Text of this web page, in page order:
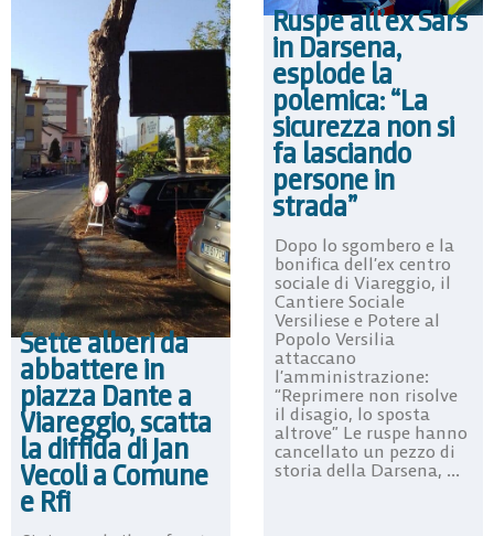
Sette alberi da
abbattere in
piazza Dante a
Viareggio, scatta
la diffida di Jan
Vecoli a Comune
e Rfi
Ruspe all’ex Sars
in Darsena,
esplode la
polemica: “La
sicurezza non si
fa lasciando
persone in
strada”
Dopo lo sgombero e la
bonifica dell’ex centro
sociale di Viareggio, il
Cantiere Sociale
Versiliese e Potere al
Popolo Versilia
attaccano
l’amministrazione:
“Reprimere non risolve
il disagio, lo sposta
altrove” Le ruspe hanno
cancellato un pezzo di
storia della Darsena, ...